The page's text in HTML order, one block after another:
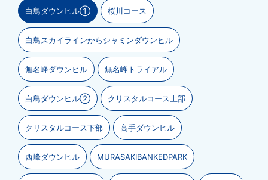
白鳥ダウンヒル① 桜川コース
白鳥スカイラインからシャミンダウンヒル
無名峰ダウンヒル 無名峰トライアル
白鳥ダウンヒル② クリスタルコース上部
クリスタルコース下部 高手ダウンヒル
西峰ダウンヒル MURASAKIBANKEDPARK